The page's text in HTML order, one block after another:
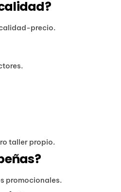
precio.
taller propio.
promocionales.